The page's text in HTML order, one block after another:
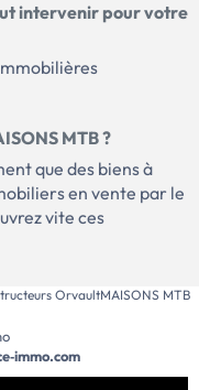
intervenir pour votre
MTB ?
que des biens à
en vente par le
vite ces
OrvaultMAISONS MTB